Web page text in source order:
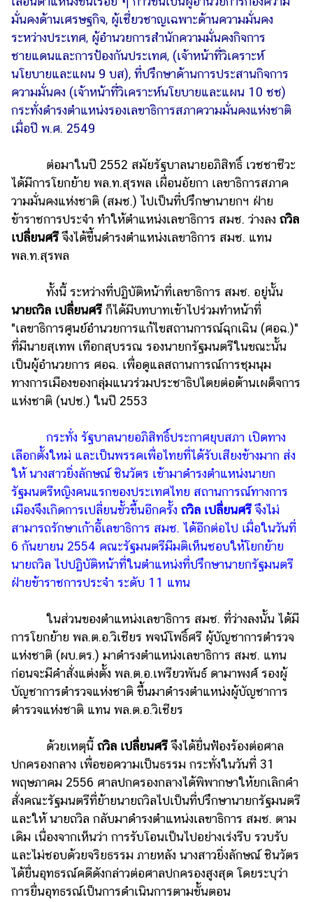
มั่นคงด้านเศรษฐกิจ, ผู้เชี่ยวชาญเฉพาะด้านความมั่นคง
ระหว่างประเทศ, ผู้อำนวยการสำนักความมั่นคงกิจการ
ชายแดนและการป้องกันประเทศ, (เจ้าหน้าที่วิเคราะห์
นโยบายและแผน 9 บส), ที่ปรึกษาด้านการประสานกิจการ
ความมั่นคง (เจ้าหน้าที่วิเคราะห์นโยบายและแผน 10 ชช)
กระทั่งดำรงตำแหน่งรองเลขาธิการสภาความมั่นคงแห่งชาติ
เมื่อปี พ.ศ. 2549
ต่อมาในปี 2552 สมัยรัฐบาลนายอภิสิทธิ์ เวชชาชีวะ
ได้มีการโยกย้าย พล.ท.สุรพล เผื่อนอัยกา เลขาธิการสภาค
วามมั่นคงแห่งชาติ (สมช.) ไปเป็นที่ปรึกษานายกฯ ฝ่าย
ข้าราชการประจำ ทำให้ตำแหน่งเลขาธิการ สมช. ว่างลง ถวิล
เปลี่ยนศรีจึงได้ขึ้นดำรงตำแหน่งเลขาธิการ สมช. แทน
พล.ท.สุรพล
ทั้งนี้ ระหว่างที่ปฏิบัติหน้าที่เลขาธิการ สมช. อยู่นั้น
นายถวิล เปลี่ยนศรีก็ได้มีบทบาทเข้าไปร่วมทำหน้าที่
"เลขาธิการศูนย์อำนวยการแก้ไขสถานการณ์ฉุกเฉิน (ศอฉ.)"
ที่มีนายสุเทพ เทือกสุบรรณ รองนายกรัฐมนตรีในขณะนั้น
เป็นผู้อำนวยการ ศอฉ. เพื่อดูแลสถานการณ์การชุมนุม
ทางการเมืองของกลุ่มแนวร่วมประชาธิปไตยต่อต้านเผด็จการ
แห่งชาติ (นปช.) ในปี 2553
กระทั่ง รัฐบาลนายอภิสิทธิ์ประกาศยุบสภา เปิดทาง
เลือกตั้งใหม่ และเป็นพรรคเพื่อไทยที่ได้รับเสียงข้างมาก ส่ง
ให้ นางสาวยิ่งลักษณ์ ชินวัตร เข้ามาดำรงตำแหน่งนายก
รัฐมนตรีหญิงคนแรกของประเทศไทย สถานการณ์ทางการ
เมืองจึงเกิดการเปลี่ยนขั้วขึ้นอีกครั้ง ถวิล เปลี่ยนศรีจึงไม่
สามารถรักษาเก้าอี้เลขาธิการ สมช. ได้อีกต่อไป เมื่อในวันที่
6 กันยายน 2554 คณะรัฐมนตรีมีมติเห็นชอบให้โยกย้าย
นายถวิล ไปปฏิบัติหน้าที่ในตำแหน่งที่ปรึกษานายกรัฐมนตรี
ฝ่ายข้าราชการประจำ ระดับ 11 แทน
ในส่วนของตำแหน่งเลขาธิการ สมช. ที่ว่างลงนั้น ได้มี
การโยกย้าย พล.ต.อ.วิเชียร พจน์โพธิ์ศรี ผู้บัญชาการตำรวจ
แห่งชาติ (ผบ.ตร.) มาดำรงตำแหน่งเลขาธิการ สมช. แทน
ก่อนจะมีคำสั่งแต่งตั้ง พล.ต.อ.เพรียวพันธ์ ดามาพงศ์ รองผู้
บัญชาการตำรวจแห่งชาติ ขึ้นมาดำรงตำแหน่งผู้บัญชาการ
ตำรวจแห่งชาติ แทน พล.ต.อ.วิเชียร
ด้วยเหตุนี้ ถวิล เปลี่ยนศรีจึงได้ยื่นฟ้องร้องต่อศาล
ปกครองกลาง เพื่อขอความเป็นธรรม กระทั่งในวันที่ 31
พฤษภาคม 2556 ศาลปกครองกลางได้พิพากษาให้ยกเลิกคำ
สั่งคณะรัฐมนตรีที่ย้ายนายถวิลไปเป็นที่ปรึกษานายกรัฐมนตรี
และให้ นายถวิล กลับมาดำรงตำแหน่งเลขาธิการ สมช. ตาม
เดิม เนื่องจากเห็นว่า การรับโอนเป็นไปอย่างเร่งรีบ รวบรับ
และไม่ชอบด้วยจริยธรรม ภายหลัง นางสาวยิ่งลักษณ์ ชินวัตร
ได้ยื่นอุทธรณ์คดีดังกล่าวต่อศาลปกครองสูงสุด โดยระบุว่า
การยื่นอุทธรณ์เป็นการดำเนินการตามขั้นตอน